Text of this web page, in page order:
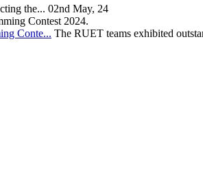
the... 02nd May, 24
Conte... The RUET teams exhibited